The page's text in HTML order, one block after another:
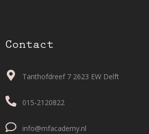
Contact
Tanthofdreef 7 2623 EW Delft
015-2120822
info@mfacademy.nl